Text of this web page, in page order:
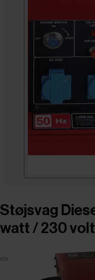
Støjsvag
watt / 230